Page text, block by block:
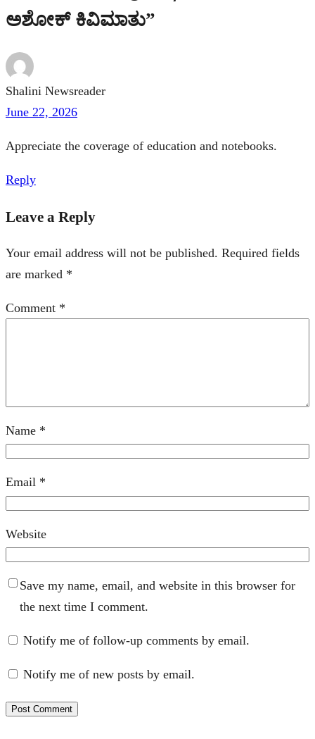
ಅಶೋಕ್ ಕಿವಿಮಾತು”
Shalini Newsreader
June 22, 2026
Appreciate the coverage of education and notebooks.
Reply
Leave a Reply
Your email address will not be published. Required fields
are marked *
Comment *
Name *
Email *
Website
Save my name, email, and website in this browser for
the next time I comment.
Notify me of follow-up comments by email.
Notify me of new posts by email.